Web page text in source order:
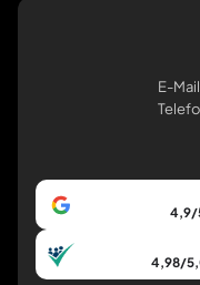
E-
4,9/
4,98/